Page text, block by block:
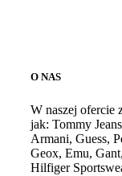
O NAS
W naszej ofercie
jak: Tommy
Armani, Guess,
Geox, Emu,
Hilfiger